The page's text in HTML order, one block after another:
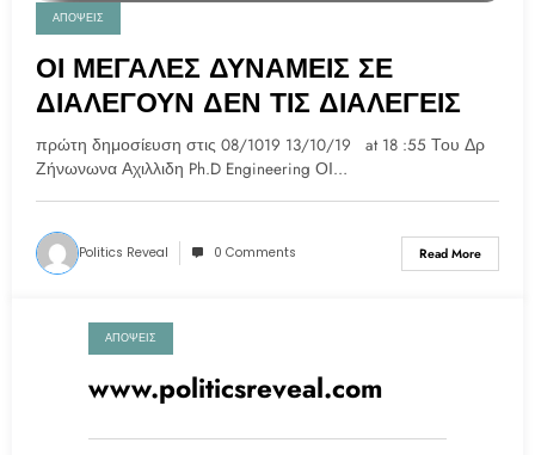
ΑΠΟΨΕΙΣ
ΟΙ ΜΕΓΑΛΕΣ ΔΥΝΑΜΕΙΣ ΣΕ
ΔΙΑΛΕΓΟΥΝ ΔΕΝ ΤΙΣ ΔΙΑΛΕΓΕΙΣ
πρώτη δημοσίευση στις 08/1019 13/10/19 at 18 :55 Του Δρ
Ζήνωνωνα Αχιλλιδη Ph.D Engineering ΟΙ…
Politics Reveal 0 Comments Read More
October 6, 2019
ΑΠΟΨΕΙΣ
www.politicsreveal.com